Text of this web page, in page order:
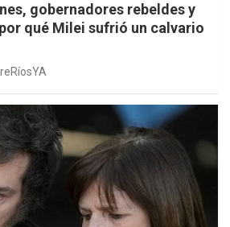
gobernadores rebeldes y
qué Milei sufrió un calvario